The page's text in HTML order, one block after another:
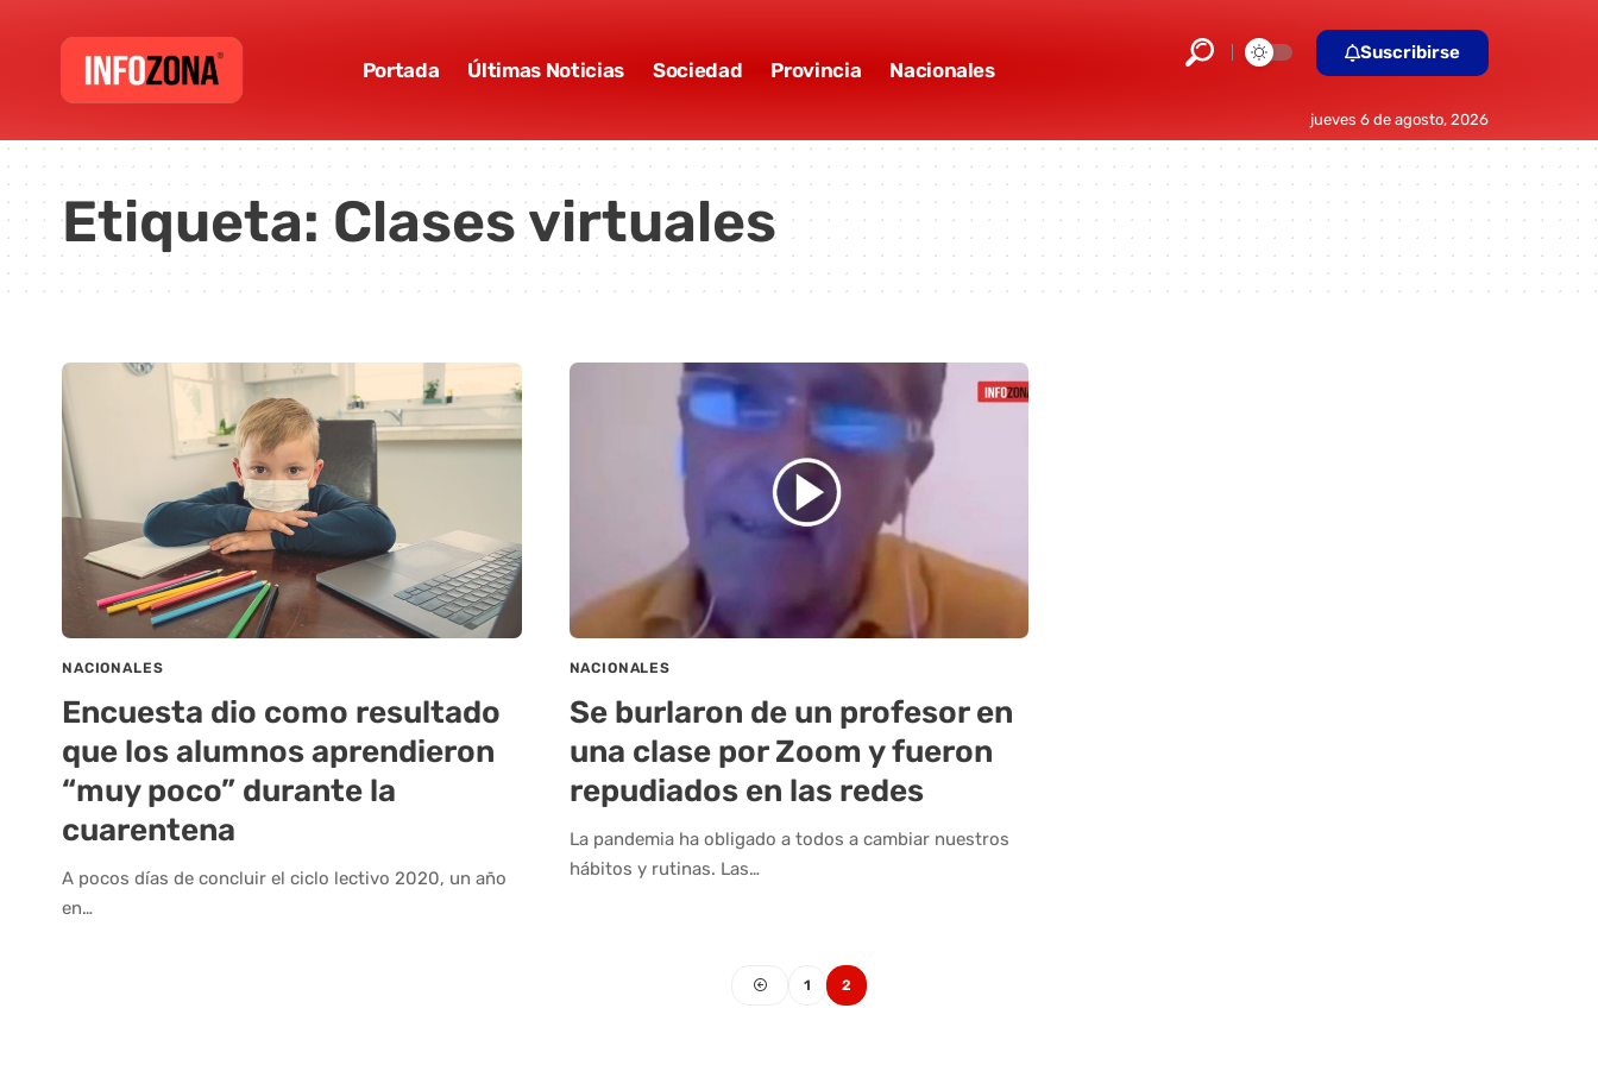
Portada Últimas Noticias Sociedad Provincia Nacionales
Suscribirse
jueves 6 de agosto, 2026
Etiqueta:Clases virtuales
NACIONALES
Encuesta dio como resultado
que los alumnos aprendieron
“muy poco” durante la
cuarentena
A pocos días de concluir el ciclo lectivo 2020, un año
en…
NACIONALES
Se burlaron de un profesor en
una clase por Zoom y fueron
repudiados en las redes
La pandemia ha obligado a todos a cambiar nuestros
hábitos y rutinas. Las…
1 2